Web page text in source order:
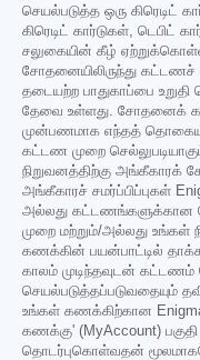
செயல்படுத்த ஒரு கிரெடிட்
கிரெடிட் கார்டுகள், டெபிட்
சலுகையின் கீழ்
சோதனையிலிருந்து கட்டணச்
தடையற்ற பாதுகாப்பை
தேவை உள்ளது. சோதனைக்
முன்பணமாக எந்தத்
கட்டண முறை
நிறுவனத்திற்கு
அங்கீகாரச் சமர்ப்பிப்புகள்
அல்லது
முறை மற்றும்/அல்லது உங்கள்
கணக்கின் பயன்பாட்டில்
காலம் முடிந்தவுடன் கட்டணம்
செயல்படுத்தப்படுவதையும்
உங்கள் கணக்கிற்கான
கணக்கு' (MyAccount)
தொடர்புகொள்வதன்